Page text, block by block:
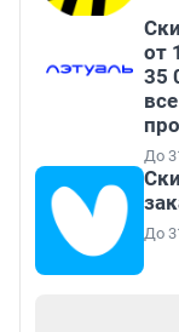
от
35
До
До